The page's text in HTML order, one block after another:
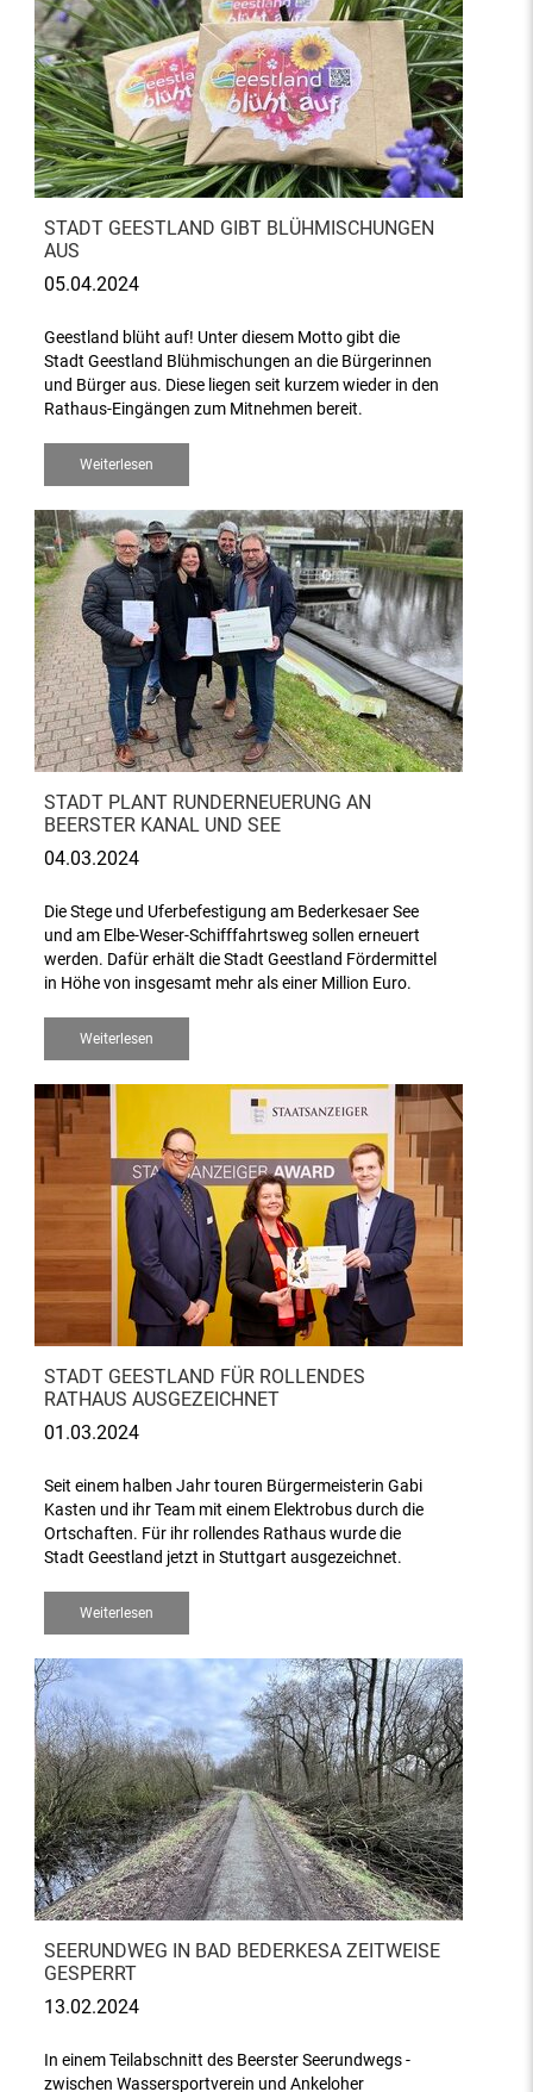
STADT GEESTLAND GIBT BLÜHMISCHUNGEN
AUS
05.04.2024
Geestland blüht auf! Unter diesem Motto gibt die
Stadt Geestland Blühmischungen an die Bürgerinnen
und Bürger aus. Diese liegen seit kurzem wieder in den
Rathaus-Eingängen zum Mitnehmen bereit.
Weiterlesen
STADT PLANT RUNDERNEUERUNG AN
BEERSTER KANAL UND SEE
04.03.2024
Die Stege und Uferbefestigung am Bederkesaer See
und am Elbe-Weser-Schifffahrtsweg sollen erneuert
werden. Dafür erhält die Stadt Geestland Fördermittel
in Höhe von insgesamt mehr als einer Million Euro.
Weiterlesen
STADT GEESTLAND FÜR ROLLENDES
RATHAUS AUSGEZEICHNET
01.03.2024
Seit einem halben Jahr touren Bürgermeisterin Gabi
Kasten und ihr Team mit einem Elektrobus durch die
Ortschaften. Für ihr rollendes Rathaus wurde die
Stadt Geestland jetzt in Stuttgart ausgezeichnet.
Weiterlesen
SEERUNDWEG IN BAD BEDERKESA ZEITWEISE
GESPERRT
13.02.2024
In einem Teilabschnitt des Beerster Seerundwegs -
zwischen Wassersportverein und Ankeloher